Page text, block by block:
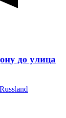
до улица